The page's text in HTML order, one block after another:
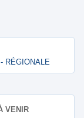
RÉGIONALE
VENIR